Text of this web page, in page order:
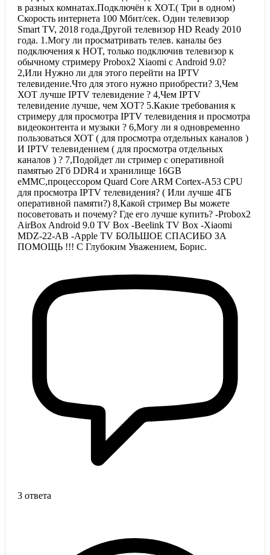
в разных комнатах.Подключён к ХОТ.( Три в одном)
Скорость интернета 100 Мбит/сек. Один телевизор
Smart TV, 2018 года.Другой телевизор HD Ready 2010
года. 1.Могу ли просматривать телев. каналы без
подключения к HOT, только подключив телевизор к
обычному стримеру Probox2 Xiaomi с Android 9.0?
2,Или Нужно ли для этого перейти на IPTV
телевидение.Что для этого нужно приобрести? 3,Чем
ХОТ лучше IPTV телевидение ? 4,Чем IPTV
телевидение лучше, чем ХОТ? 5.Какие требования к
стримеру для просмотра IPTV телевидения и просмотра
видеоконтента и музыки ? 6,Могу ли я одновременно
пользоваться ХОТ ( для просмотра отдельных каналов )
И IPTV телевидением ( для просмотра отдельных
каналов ) ? 7,Подойдет ли стример с оперативной
памятью 2Гб DDR4 и хранилище 16GB
eMMC,процессором Quard Core ARM Cortex-A53 CPU
для просмотра IPTV телевидения? ( Или лучше 4ГБ
оперативной памяти?) 8,Какой стример Вы можете
посоветовать и почему? Где его лучше купить? -Probox2
AirBox Android 9.0 TV Box -Beelink TV Box -Xiaomi
MDZ-22-AB -Apple TV БОЛЬШОЕ СПАСИБО ЗА
ПОМОЩЬ !!! С Глубоким Уважением, Борис.
3 ответа